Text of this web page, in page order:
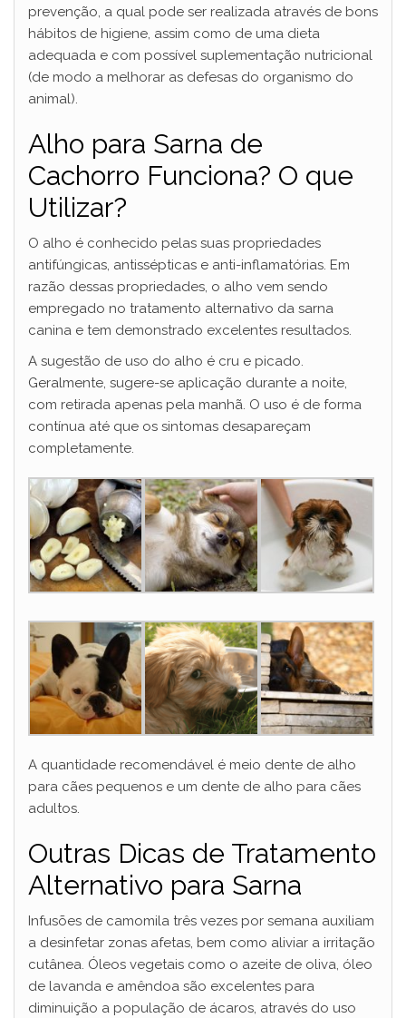
prevenção, a qual pode ser realizada através de bons
hábitos de higiene, assim como de uma dieta
adequada e com possível suplementação nutricional
(de modo a melhorar as defesas do organismo do
animal).
Alho para Sarna de
Cachorro Funciona? O que
Utilizar?
O alho é conhecido pelas suas propriedades
antifúngicas, antissépticas e anti-inflamatórias. Em
razão dessas propriedades, o alho vem sendo
empregado no tratamento alternativo da sarna
canina e tem demonstrado excelentes resultados.
A sugestão de uso do alho é cru e picado.
Geralmente, sugere-se aplicação durante a noite,
com retirada apenas pela manhã. O uso é de forma
contínua até que os sintomas desapareçam
completamente.
A quantidade recomendável é meio dente de alho
para cães pequenos e um dente de alho para cães
adultos.
Outras Dicas de Tratamento
Alternativo para Sarna
Infusões de camomila três vezes por semana auxiliam
a desinfetar zonas afetas, bem como aliviar a irritação
cutânea. Óleos vegetais como o azeite de oliva, óleo
de lavanda e amêndoa são excelentes para
diminuição a população de ácaros, através do uso